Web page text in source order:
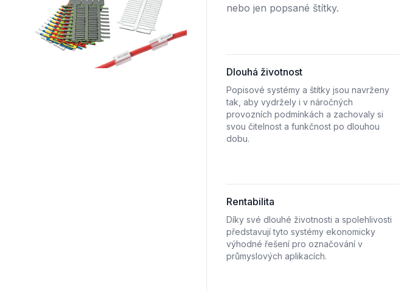
nebo jen popsané štítky.
Dlouhá životnost
Popisové systémy a štítky jsou navrženy
tak, aby vydržely i v náročných
provozních podmínkách a zachovaly si
svou čitelnost a funkčnost po dlouhou
dobu.
Rentabilita
Díky své dlouhé životnosti a spolehlivosti
představují tyto systémy ekonomicky
výhodné řešení pro označování v
průmyslových aplikacích.